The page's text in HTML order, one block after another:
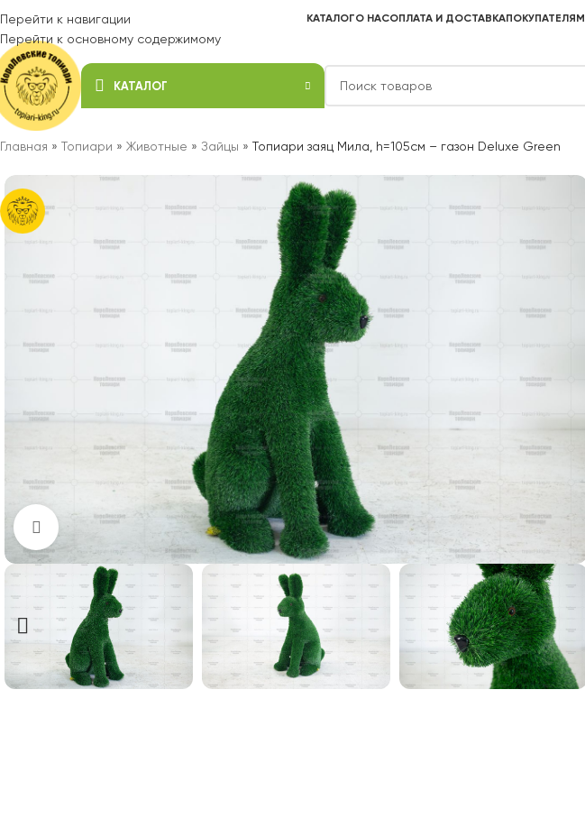
Перейти к навигации
Перейти к основному содержимому
КАТАЛОГО НАСОПЛАТА И ДОСТАВКАПОКУПАТЕЛЯМ
КАТАЛОГ
Главная » Топиари » Животные » Зайцы » Топиари заяц Мила, h=105см – газон Deluxe Green
Нажмите, чтобы увеличить